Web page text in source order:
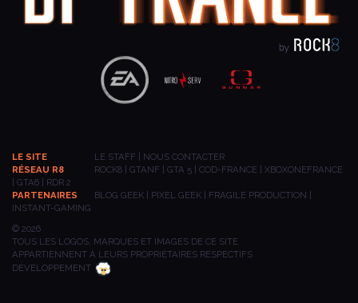
LE SITE LE STAFF | NOUS CONTACTER
RÉSEAU R8
ROCK8 | GTANF | GTA 5 | COD-FRANCE | XBOXONEFRANCE
| GTA6 | RDR 2
PARTENAIRES
BLOG GEEK | PIXEL GEEK | FRAGILE PRODUCTION |
INSTANT-GAMING
© 2026
TOUS LES LOGOS, MARQUES ET IMAGES DE CE SITE
APPARTIENNENT À LEURS PROPRIÉTAIRES RESPECTIFS
DÉVELOPPEMENT